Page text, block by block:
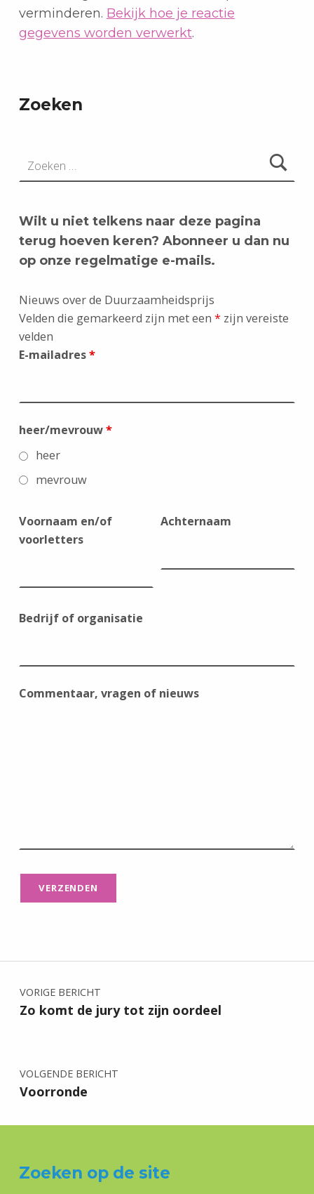
verminderen. Bekijk hoe je reactie
gegevens worden verwerkt.
Zoeken
Wilt u niet telkens naar deze pagina
terug hoeven keren? Abonneer u dan nu
op onze regelmatige e-mails.
Nieuws over de Duurzaamheidsprijs
Velden die gemarkeerd zijn met een *zijn vereiste
velden
E-mailadres*
heer/mevrouw*
heer
mevrouw
Voornaam en/of
voorletters
Achternaam
Bedrijf of organisatie
Commentaar, vragen of nieuws
Bericht navigatie
VORIGE BERICHT
Zo komt de jury tot zijn oordeel
VOLGENDE BERICHT
Voorronde
Zoeken op de site